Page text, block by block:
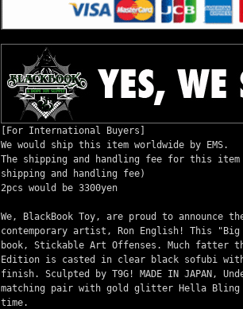
[For International Buyers]
We would ship this item worldwide by EMS.
The shipping and handling fee for this
shipping and handling fee)
2pcs would be 3300yen
We, BlackBook Toy, are proud to announce
contemporary artist, Ron English! This
book, Stickable Art Offenses. Much fatter
Edition is casted in clear black sofubi
finish. Sculpted by T9G! MADE IN JAPAN,
matching pair with gold glitter Hella Bling
time.